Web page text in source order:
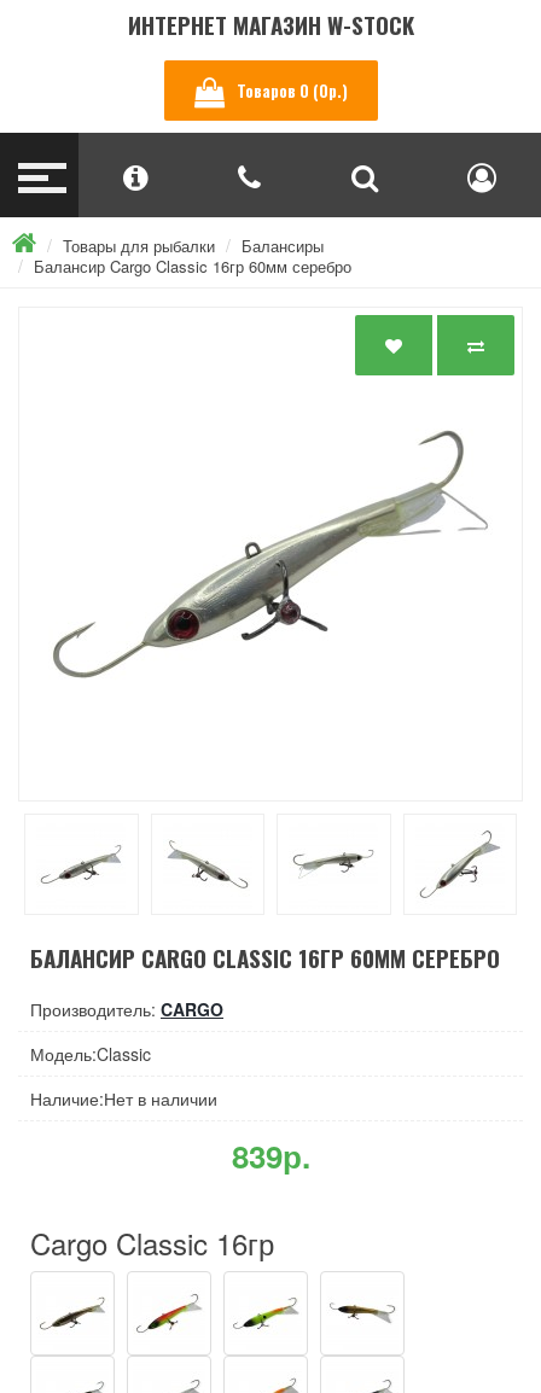
ИНТЕРНЕТ МАГАЗИН W-STOCK
Товаров 0 (0р.)
Товары для рыбалки
Балансиры
Балансир Cargo Classic 16гр 60мм серебро
БАЛАНСИР CARGO CLASSIC 16ГР 60ММ СЕРЕБРО
Производитель: CARGO
Модель:Classic
Наличие:Нет в наличии
839р.
Cargo Classic 16гр